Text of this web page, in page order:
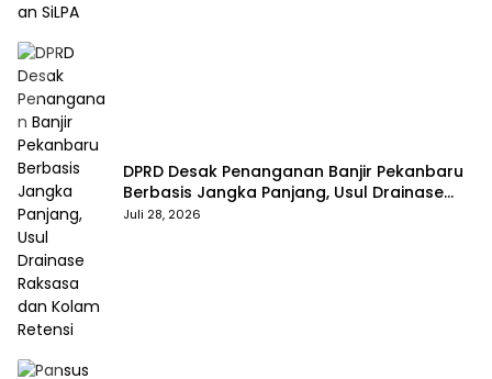
DPRD Desak Penanganan Banjir Pekanbaru
Berbasis Jangka Panjang, Usul Drainase
Raksasa dan Kolam Retensi
Juli 28, 2026